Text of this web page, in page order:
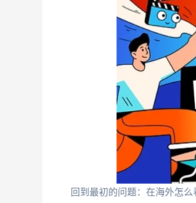
回到最初的问题：在海外怎